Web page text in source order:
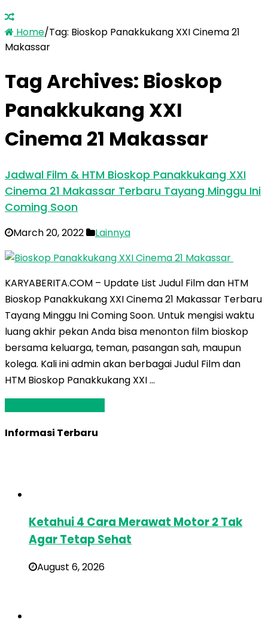
Home/Tag: Bioskop Panakkukang XXI Cinema 21
Makassar
Tag Archives: Bioskop
Panakkukang XXI
Cinema 21 Makassar
Jadwal Film & HTM Bioskop Panakkukang XXI
Cinema 21 Makassar Terbaru Tayang Minggu Ini
Coming Soon
March 20, 2022 Lainnya
KARYABERITA.COM – Update List Judul Film dan HTM
Bioskop Panakkukang XXI Cinema 21 Makassar Terbaru
Tayang Minggu Ini Coming Soon. Untuk mengisi waktu
luang akhir pekan Anda bisa menonton film bioskop
bersama keluarga, teman, pasangan sah, maupun
kolega. Kali ini admin akan berbagai Judul Film dan
HTM Bioskop Panakkukang XXI …
Informasi Terbaru
Ketahui 4 Cara Merawat Motor 2 Tak
Agar Tetap Sehat
August 6, 2026